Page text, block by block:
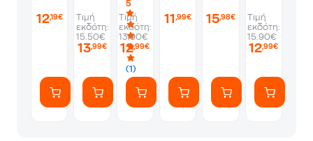
12,19€
Τιμή
εκδότη:
15.50€
13,99€
5
(1)
Τιμή
εκδότη:
13.90€
12,99€
11,99€ 15,98€
Συζυγίας
Τιμή
εκδότη:
15.90€
12,99€